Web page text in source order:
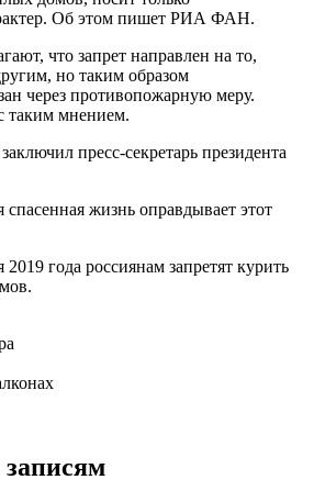
Об этом пишет РИА ФАН.
что запрет направлен на то,
но таким образом
через противопожарную меру.
таким мнением.
пресс-секретарь президента
жизнь оправдывает этот
года россиянам запретят курить